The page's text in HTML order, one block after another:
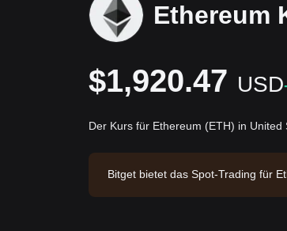
Ethereum
$1,920.47 USD
Der Kurs für Ethereum (ETH) in
Bitget bietet das Spot-Trading für